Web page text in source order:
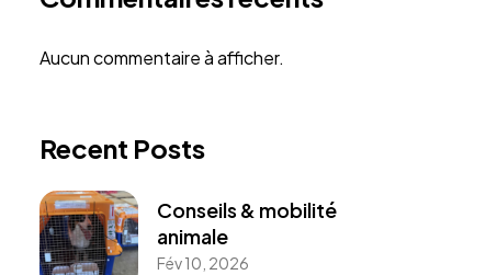
Aucun commentaire à afficher.
Recent Posts
Conseils & mobilité
animale
Fév 10, 2026